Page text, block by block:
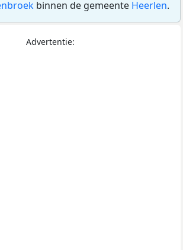
binnen de gemeente Heerlen.
Advertentie: